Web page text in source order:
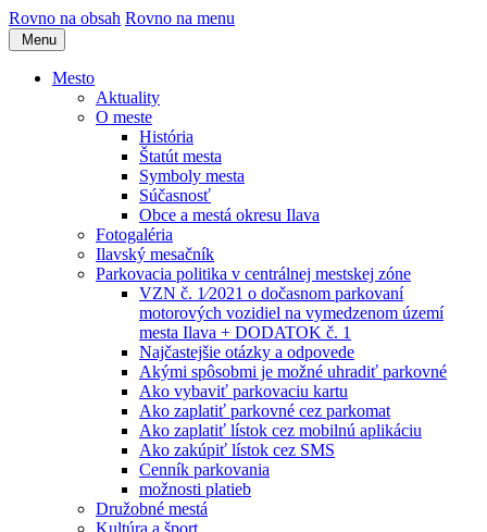
Rovno na obsah Rovno na menu
Menu
Mesto
Aktuality
O meste
História
Štatút mesta
Symboly mesta
Súčasnosť
Obce a mestá okresu Ilava
Fotogaléria
Ilavský mesačník
Parkovacia politika v centrálnej mestskej zóne
VZN č. 1⁄2021 o dočasnom parkovaní
motorových vozidiel na vymedzenom území
mesta Ilava + DODATOK č. 1
Najčastejšie otázky a odpovede
Akými spôsobmi je možné uhradiť parkovné
Ako vybaviť parkovaciu kartu
Ako zaplatiť parkovné cez parkomat
Ako zaplatiť lístok cez mobilnú aplikáciu
Ako zakúpiť lístok cez SMS
Cenník parkovania
možnosti platieb
Družobné mestá
Kultúra a šport